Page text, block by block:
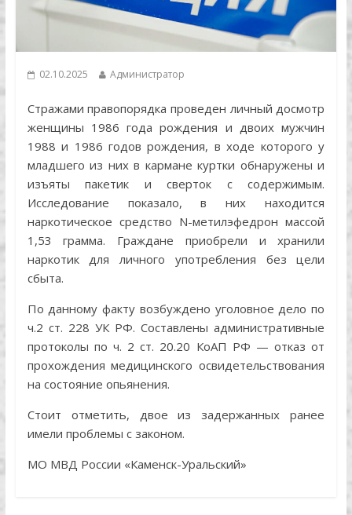
02.10.2025 Администратор
Стражами правопорядка проведен личный досмотр
женщины 1986 года рождения и двоих мужчин
1988 и 1986 годов рождения, в ходе которого у
младшего из них в кармане куртки обнаружены и
изъяты пакетик и сверток с содержимым.
Исследование показало, в них находится
наркотическое средство N-метилэфедрон массой
1,53 грамма. Граждане приобрели и хранили
наркотик для личного употребления без цели
сбыта.
По данному факту возбуждено уголовное дело по
ч.2 ст. 228 УК РФ. Составлены административные
протоколы по ч. 2 ст. 20.20 КоАП РФ — отказ от
прохождения медицинского освидетельствования
на состояние опьянения.
Стоит отметить, двое из задержанных ранее
имели проблемы с законом.
МО МВД России «Каменск-Уральский»